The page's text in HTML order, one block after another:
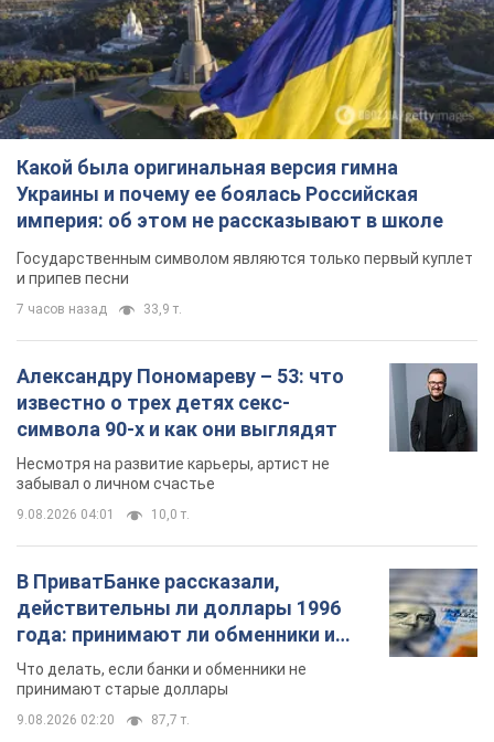
Какой была оригинальная версия гимна
Украины и почему ее боялась Российская
империя: об этом не рассказывают в школе
Государственным символом являются только первый куплет
и припев песни
7 часов назад 33,9 т.
Александру Пономареву – 53: что
известно о трех детях секс-
символа 90-х и как они выглядят
Несмотря на развитие карьеры, артист не
забывал о личном счастье
9.08.2026 04:01 10,0 т.
В ПриватБанке рассказали,
действительны ли доллары 1996
года: принимают ли обменники и
банки такие купюры
Что делать, если банки и обменники не
принимают старые доллары
9.08.2026 02:20 87,7 т.